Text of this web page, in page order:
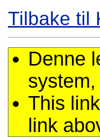
Tilbake til
Denne
This
link